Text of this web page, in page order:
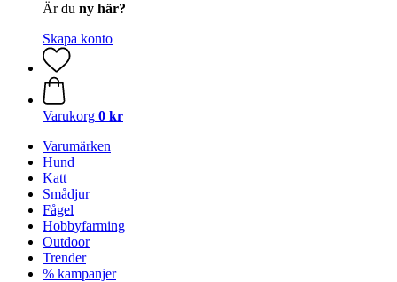
Är du ny här?
Skapa konto
Varukorg 0 kr
Varumärken
Hund
Katt
Smådjur
Fågel
Hobbyfarming
Outdoor
Trender
% kampanjer